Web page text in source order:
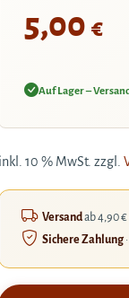
5,00 €
Auf Lager –
inkl. 10 % MwSt. zzgl.
Versandab 4,90 €
Sichere Zahlung